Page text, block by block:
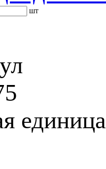
шт
единица